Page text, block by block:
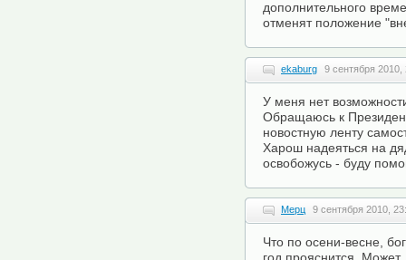
дополнительного
отменят положение
ekaburg 9 сентября 2010,
У меня нет
Обращаюсь к
новостную ленту
Харош надеяться на
освобожусь - буду
Мерц 9 сентября 2010,
Что по осени-весне,